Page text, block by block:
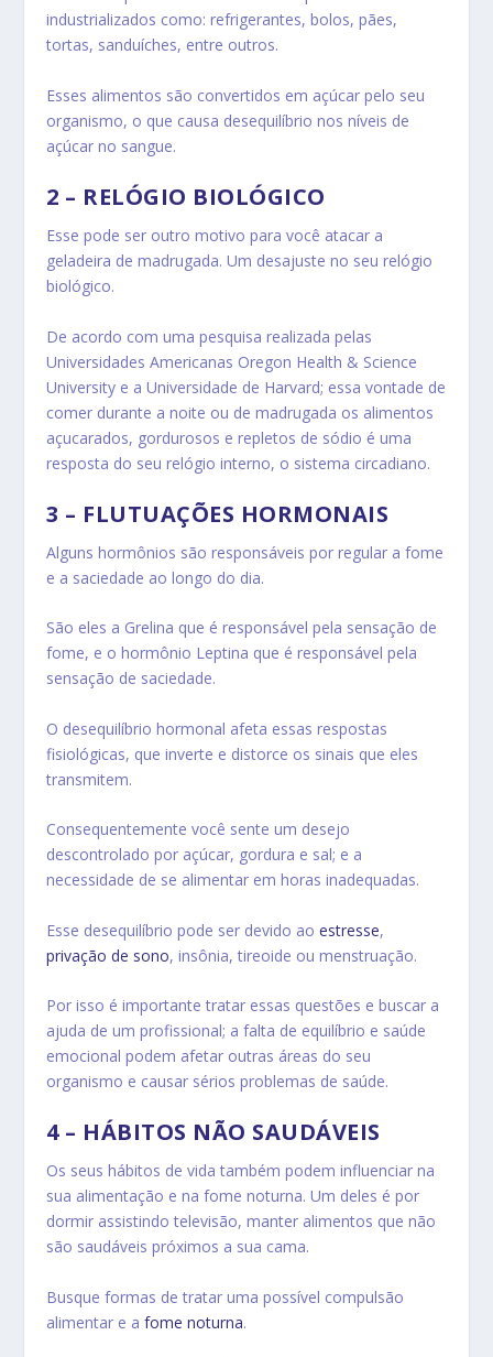
industrializados como: refrigerantes, bolos, pães,
tortas, sanduíches, entre outros.
Esses alimentos são convertidos em açúcar pelo seu
organismo, o que causa desequilíbrio nos níveis de
açúcar no sangue.
2 – RELÓGIO BIOLÓGICO
Esse pode ser outro motivo para você atacar a
geladeira de madrugada. Um desajuste no seu relógio
biológico.
De acordo com uma pesquisa realizada pelas
Universidades Americanas Oregon Health & Science
University e a Universidade de Harvard; essa vontade de
comer durante a noite ou de madrugada os alimentos
açucarados, gordurosos e repletos de sódio é uma
resposta do seu relógio interno, o sistema circadiano.
3 – FLUTUAÇÕES HORMONAIS
Alguns hormônios são responsáveis por regular a fome
e a saciedade ao longo do dia.
São eles a Grelina que é responsável pela sensação de
fome, e o hormônio Leptina que é responsável pela
sensação de saciedade.
O desequilíbrio hormonal afeta essas respostas
fisiológicas, que inverte e distorce os sinais que eles
transmitem.
Consequentemente você sente um desejo
descontrolado por açúcar, gordura e sal; e a
necessidade de se alimentar em horas inadequadas.
Esse desequilíbrio pode ser devido ao estresse,
privação de sono, insônia, tireoide ou menstruação.
Por isso é importante tratar essas questões e buscar a
ajuda de um profissional; a falta de equilíbrio e saúde
emocional podem afetar outras áreas do seu
organismo e causar sérios problemas de saúde.
4 – HÁBITOS NÃO SAUDÁVEIS
Os seus hábitos de vida também podem influenciar na
sua alimentação e na fome noturna. Um deles é por
dormir assistindo televisão, manter alimentos que não
são saudáveis próximos a sua cama.
Busque formas de tratar uma possível compulsão
alimentar e a fome noturna.